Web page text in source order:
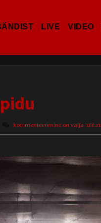
LIVE VIDEO
kommenteerimine on välja